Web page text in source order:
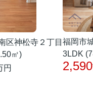
区神松寺２丁目
㎡)
円
福岡市
3LDK
2,590